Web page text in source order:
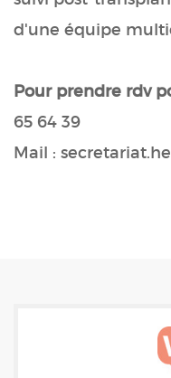
d'une équipe
Pour prendre rdv
65 64 39
Mail :